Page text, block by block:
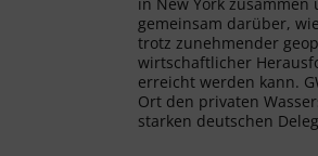
gemeinsam darüber,
trotz zunehmender
wirtschaftlicher
erreicht werden kann.
Ort den privaten
starken deutschen